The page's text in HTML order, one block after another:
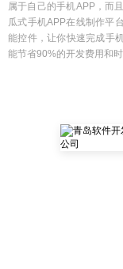
属于自己的手机APP，而
瓜式手机APP在线制作平
能控件，让你快速完成手
能节省90%的开发费用和时